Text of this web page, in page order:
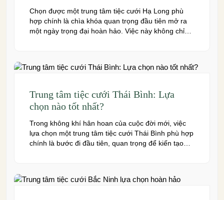
Chọn được một trung tâm tiệc cưới Hạ Long phù
hợp chính là chìa khóa quan trọng đầu tiên mở ra
một ngày trọng đại hoàn hảo. Việc này không chỉ
Trung tâm tiệc cưới Thái Bình: Lựa
chọn nào tốt nhất?
Trong không khí hân hoan của cuộc đời mới, việc
lựa chọn một trung tâm tiệc cưới Thái Bình phù hợp
chính là bước đi đầu tiên, quan trọng để kiến tạo